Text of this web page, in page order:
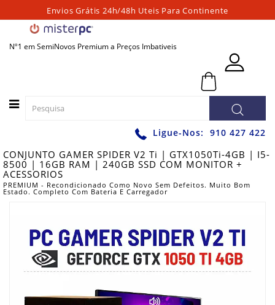
Envios Grátis 24h/48h Uteis Para Continente
Nº1 em SemiNovos Premium a Preços Imbativeis
Categorias
FIXOS
PARA
JOGOS
WORKSTATIONS
MONITORES
ACESSÓRIOS
Ligue-Nos: 910 427 422
CONJUNTO GAMER SPIDER V2 Ti | GTX1050Ti-4GB | I5-
8500 | 16GB RAM | 240GB SSD COM MONITOR +
ACESSORIOS
PREMIUM - Recondicionado Como Novo Sem Defeitos. Muito Bom
Estado. Completo Com Bateria E Carregador